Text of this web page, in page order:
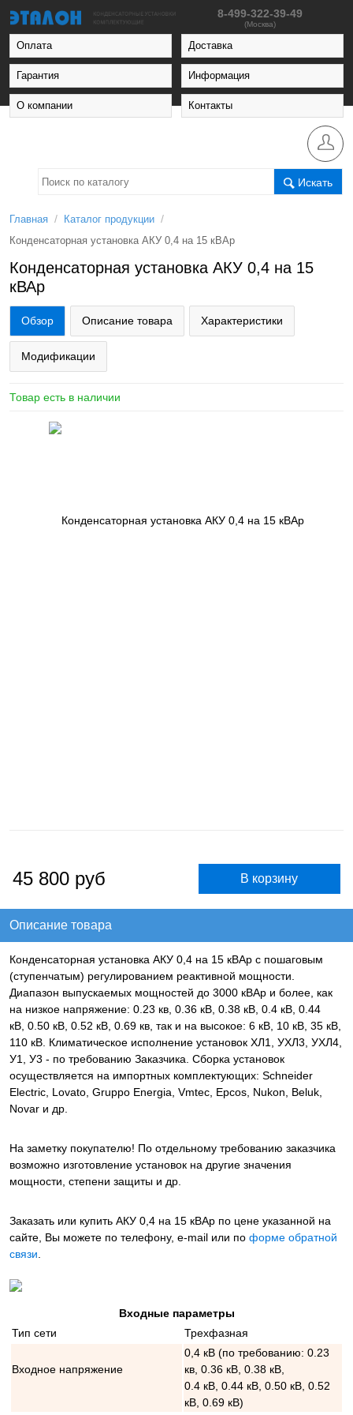
8-499-322-39-49
(Москва)
Оплата Доставка
Гарантия Информация
О компании Контакты
Искать
Главная / Каталог продукции /
Конденсаторная установка АКУ 0,4 на 15 кВАр
Конденсаторная установка АКУ 0,4 на 15
кВАр
Обзор Описание товара Характеристики
Модификации
Товар есть в наличии
45 800 руб
Описание товара
Конденсаторная установка АКУ 0,4 на 15 кВАр с пошаговым
(ступенчатым) регулированием реактивной мощности.
Диапазон выпускаемых мощностей до 3000 кВАр и более, как
на низкое напряжение: 0.23 кв, 0.36 кВ, 0.38 кВ, 0.4 кВ, 0.44
кВ, 0.50 кВ, 0.52 кВ, 0.69 кв, так и на высокое: 6 кВ, 10 кВ, 35 кВ,
110 кВ. Климатическое исполнение установок ХЛ1, УХЛ3, УХЛ4,
У1, У3 - по требованию Заказчика. Сборка установок
осуществляется на импортных комплектующих: Schneider
Electric, Lovato, Gruppo Energia, Vmtec, Epcos, Nukon, Beluk,
Novar и др.
На заметку покупателю! По отдельному требованию заказчика
возможно изготовление установок на другие значения
мощности, степени защиты и др.
Заказать или купить АКУ 0,4 на 15 кВАр по цене указанной на
сайте, Вы можете по телефону, e-mail или по форме обратной
связи.
Входные параметры
Тип сети
Трехфазная
Входное напряжение
0,4 кВ (по требованию: 0.23
кв, 0.36 кВ, 0.38 кВ,
0.4 кВ, 0.44 кВ, 0.50 кВ, 0.52
кВ, 0.69 кВ)